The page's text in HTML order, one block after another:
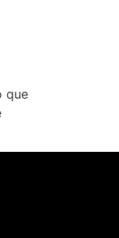
que